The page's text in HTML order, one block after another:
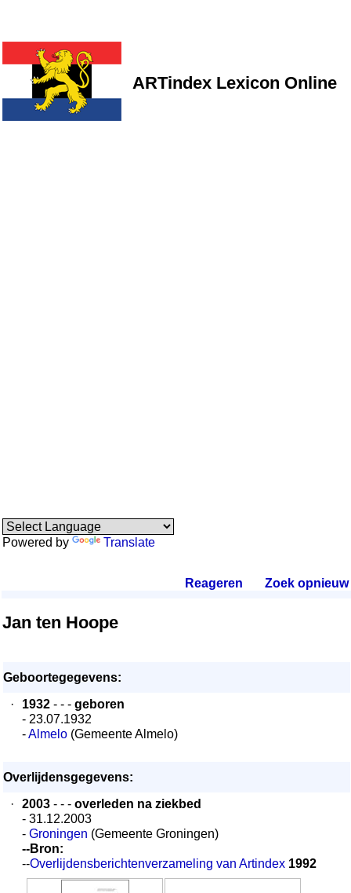
ARTindex Lexicon Online
Powered by Translate
Reageren Zoek opnieuw.
Jan ten Hoope
Geboortegegevens:
·
1932 - - - geboren
- 23.07.1932
-Almelo (Gemeente Almelo)
Overlijdensgegevens:
·
2003 - - - overleden na ziekbed
- 31.12.2003
- Groningen (Gemeente Groningen)
--Bron:
--Overlijdensberichtenverzameling van Artindex 1992